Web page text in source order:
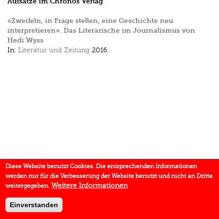
«Zweifeln, in Frage stellen, eine Geschichte neu
interpretieren». Das Literarische im Journalismus von
Hedi Wyss
In: Literatur und Zeitung 2016.
Diese Website benutzt Cookies. Die entsprechenden Informationen
werden nur für die Verbesserung der Website benutzt und nicht an Dritte
weitergegeben. Weitere Informationen
Einverstanden